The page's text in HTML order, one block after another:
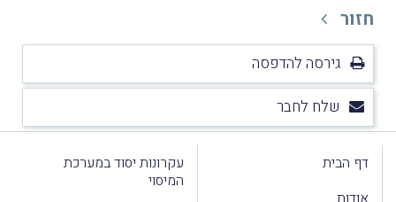
חזור
גירסה להדפסה
שלח לחבר
דף הבית
עקרונות יסוד במערכת
המיסוי